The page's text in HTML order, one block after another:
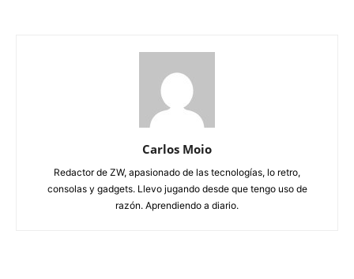
Carlos Moio
Redactor de ZW, apasionado de las tecnologías, lo retro,
consolas y gadgets. Llevo jugando desde que tengo uso de
razón. Aprendiendo a diario.